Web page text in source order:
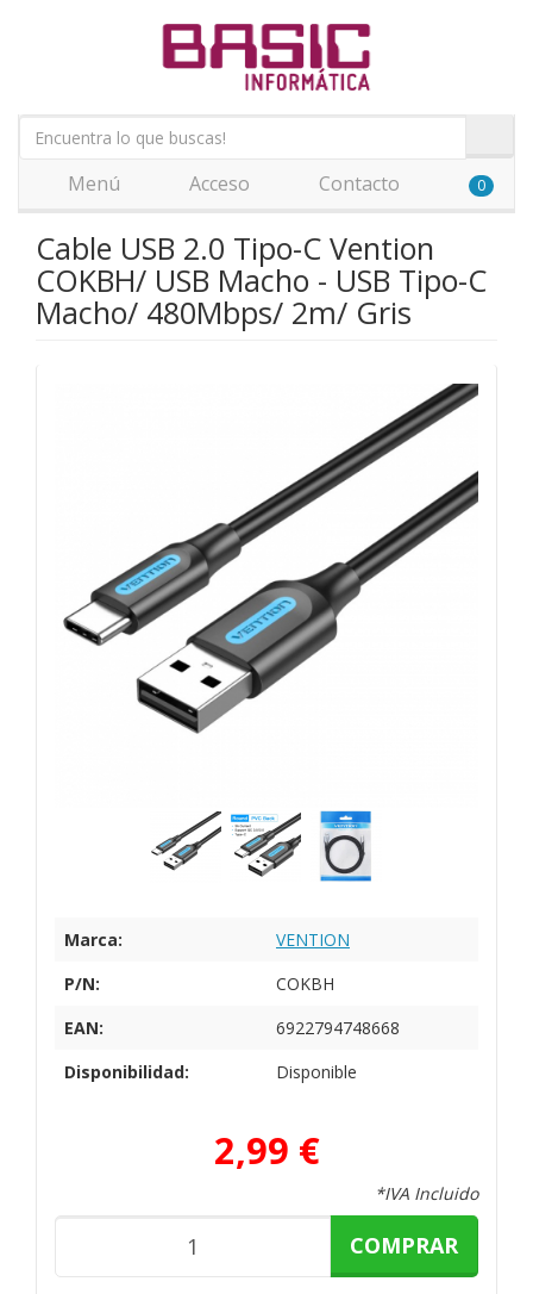
Menú Acceso Contacto 0
Cable USB 2.0 Tipo-C Vention
COKBH/ USB Macho - USB Tipo-C
Macho/ 480Mbps/ 2m/ Gris
Marca:
VENTION
P/N:
COKBH
EAN:
6922794748668
Disponibilidad:
Disponible
2,99 €
*IVA Incluido
COMPRAR